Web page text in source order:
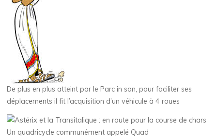
De plus en plus atteint par le Parc in son, pour faciliter ses
déplacements il fit l’acquisition d’un véhicule à 4 roues
Un quadricycle communément appelé Quad